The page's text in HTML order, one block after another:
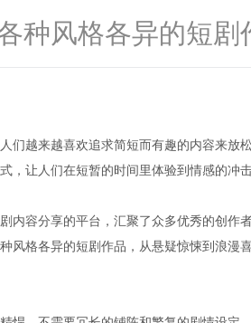
种风格各异的短
们越来越喜欢追求简短而有趣的内容来放
，让人们在短暂的时间里体验到情感的冲
内容分享的平台，汇聚了众多优秀的创
风格各异的短剧作品，从悬疑惊悚到浪